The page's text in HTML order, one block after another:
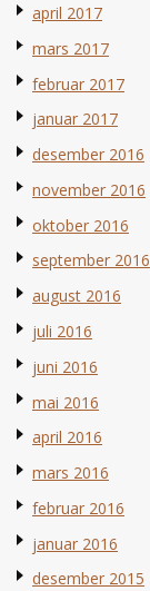
april 2017
mars 2017
februar 2017
januar 2017
desember 2016
november 2016
oktober 2016
september 2016
august 2016
juli 2016
juni 2016
mai 2016
april 2016
mars 2016
februar 2016
januar 2016
desember 2015